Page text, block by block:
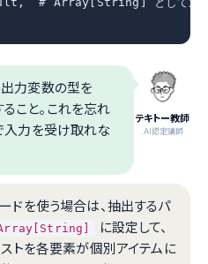
テキトー教師
.AI認定講師
出力変数の型を
こと。これを忘れ
入力を受け取れな
ドを使う場合は、抽出するパ
に設定して、
トを各要素が個別アイテムに